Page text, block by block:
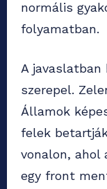
normális
folyamatban.
A javaslatban
szerepel.
Államok
felek
vonalon, ahol
egy front